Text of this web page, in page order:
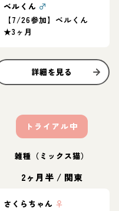
ベルくん ♂
【7/26参加】ベルくん
★3ヶ月
詳細を見る
トライアル中
雑種（ミックス猫）
2ヶ月半 / 関東
さくらちゃん ♀